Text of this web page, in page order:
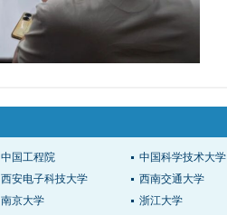
中国工程院
中国科学技术大学
西安电子科技大学
西南交通大学
南京大学
浙江大学